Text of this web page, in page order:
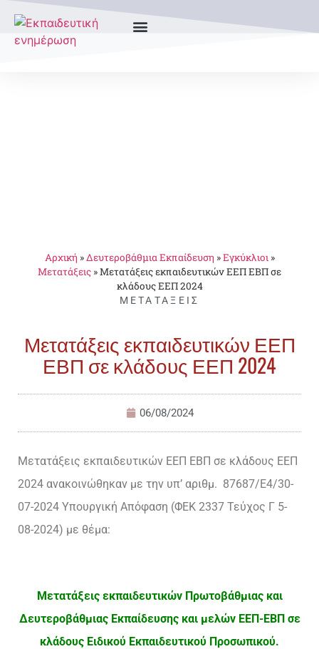
Αρχική »Δευτεροβάθμια Εκπαίδευση »Εγκύκλιοι»
Μετατάξεις »Μετατάξεις εκπαιδευτικών ΕΕΠ ΕΒΠ σε
κλάδους ΕΕΠ 2024
ΜΕΤΑΤΆΞΕΙΣ
Μετατάξεις εκπαιδευτικών ΕΕΠ
ΕΒΠ σε κλάδους ΕΕΠ 2024
06/08/2024
Μετατάξεις εκπαιδευτικών ΕΕΠ ΕΒΠ σε κλάδους ΕΕΠ
2024 ανακοινώθηκαν με την υπ’ αριθμ. 87687/Ε4/30-
07-2024 Υπουργική Απόφαση (ΦΕΚ 2337 Τεύχος Γ 5-
08-2024) με θέμα:
Μετατάξεις εκπαιδευτικών Πρωτοβάθμιας και
Δευτεροβάθμιας Εκπαίδευσης και μελών ΕΕΠ-ΕΒΠ σε
κλάδους Ειδικού Εκπαιδευτικού Προσωπικού.